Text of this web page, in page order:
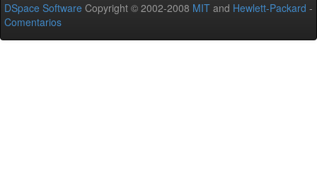
DSpace Software Copyright © 2002-2008 MIT and Hewlett-Packard -
Comentarios